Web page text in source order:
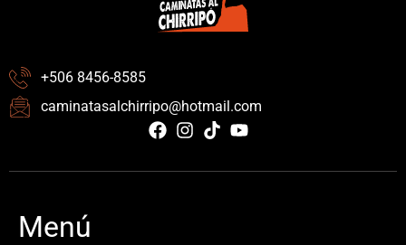
+506 8456-8585
caminatasalchirripo@hotmail.com
Menú